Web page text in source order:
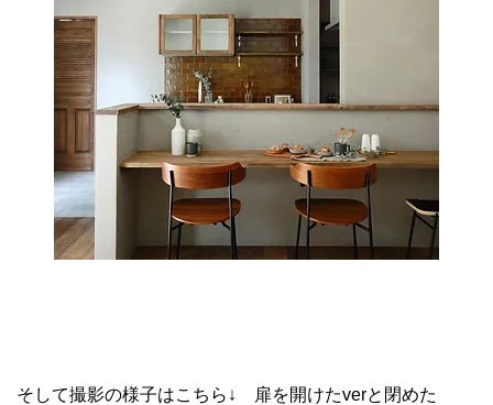
そして撮影の様子はこちら↓ 扉を開けたverと閉めた